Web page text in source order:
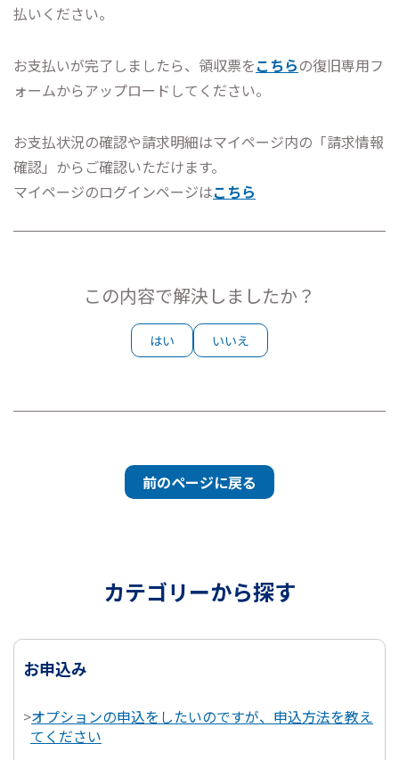
払いください。
お支払いが完了しましたら、領収票をこちらの復旧専用フ
ォームからアップロードしてください。
お支払状況の確認や請求明細はマイページ内の「請求情報
確認」からご確認いただけます。
マイページのログインページはこちら
この内容で解決しましたか？
はい いいえ
前のページに戻る
カテゴリーから探す
お申込み
>オプションの申込をしたいのですが、申込方法を教え
てください